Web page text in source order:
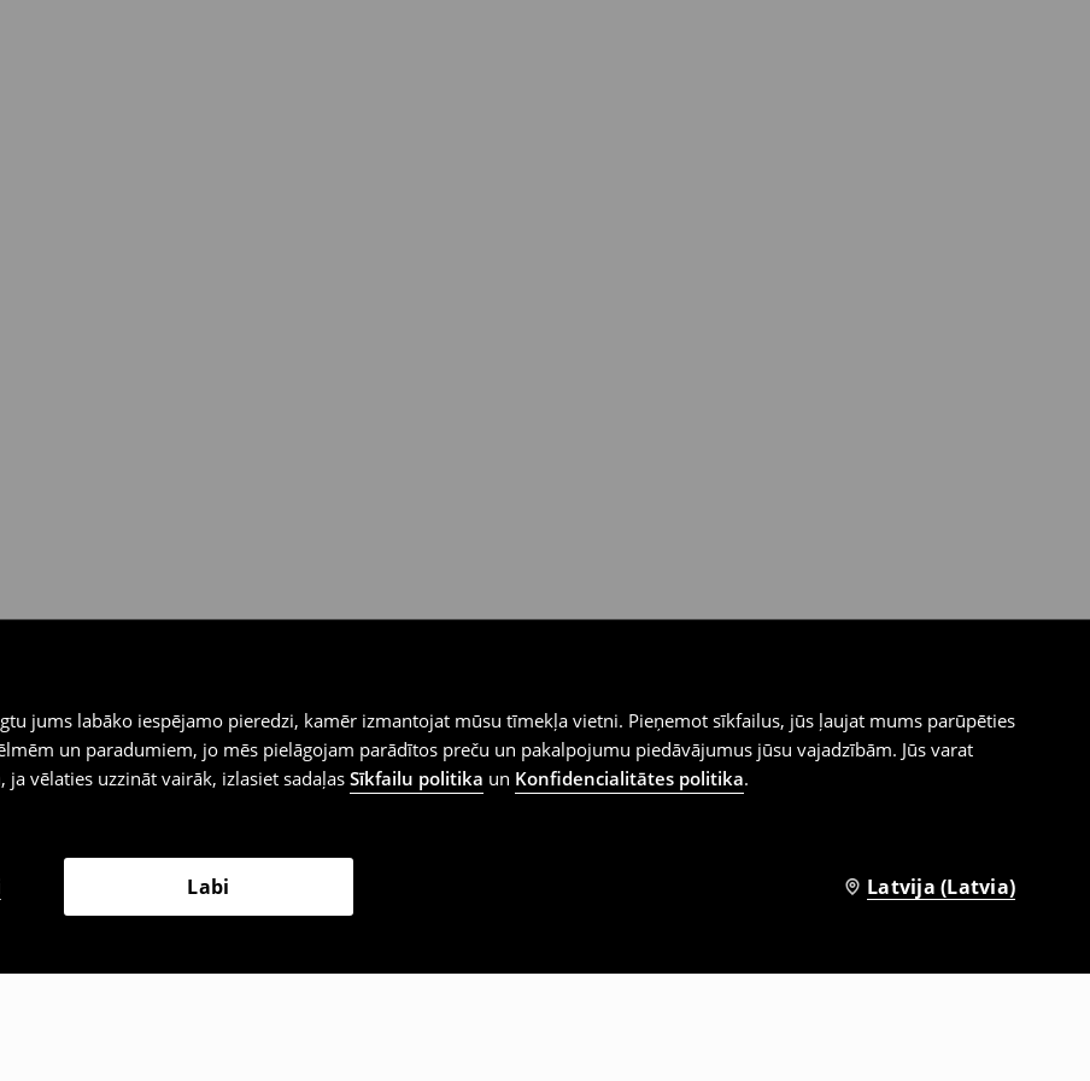
jums labāko iespējamo pieredzi, kamēr izmantojat mūsu tīmekļa vietni. Pieņemot sīkfailus, jūs ļaujat mums parūpēties
un paradumiem, jo mēs pielāgojam parādītos preču un pakalpojumu piedāvājumus jūsu vajadzībām. Jūs varat
vēlaties uzzināt vairāk, izlasiet sadaļas Sīkfailu politika un Konfidencialitātes politika.
Labi Latvija (Latvia)